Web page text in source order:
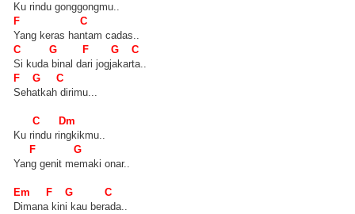
Ku rindu gonggongmu..
F C
Yang keras hantam cadas..
C G F G C
Si kuda binal dari jogjakarta..
F G C
Sehatkah dirimu...
C Dm
Ku rindu ringkikmu..
F G
Yang genit memaki onar..
Em F G C
Dimana kini kau berada..